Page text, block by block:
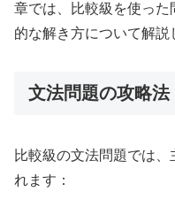
章では、比較級を使っ
的な解き方について解説
文法問題の攻略法
比較級の文法問題では
れます：